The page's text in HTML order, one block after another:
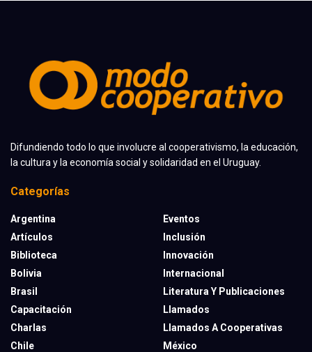
Difundiendo todo lo que involucre al cooperativismo, la educación,
la cultura y la economía social y solidaridad en el Uruguay.
Categorías
Argentina
Artículos
Biblioteca
Bolivia
Brasil
Capacitación
Charlas
Chile
Eventos
Inclusión
Innovación
Internacional
Literatura Y Publicaciones
Llamados
Llamados A Cooperativas
México